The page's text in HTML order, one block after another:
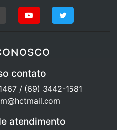
contato
/ (69) 3442-1581
atendimento